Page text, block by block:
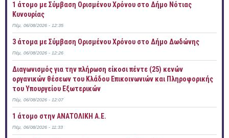
1 άτομο με Σύμβαση Ορισμένου Χρόνου στο Δήμο Νότιας
Κυνουρίας
Πέμ, 06/08/2026 - 12:35
3 άτομα με Σύμβαση Ορισμένου Χρόνου στο Δήμο Δωδώνης
Πέμ, 06/08/2026 - 12:26
Διαγωνισμός για την πλήρωση είκοσι πέντε (25) κενών
οργανικών θέσεων του Κλάδου Επικοινωνιών και Πληροφορικής
του Υπουργείου Εξωτερικών
Πέμ, 06/08/2026 - 12:07
1 άτομο στην ΑΝΑΤΟΛΙΚΗ Α.Ε.
Πέμ, 06/08/2026 - 11:33